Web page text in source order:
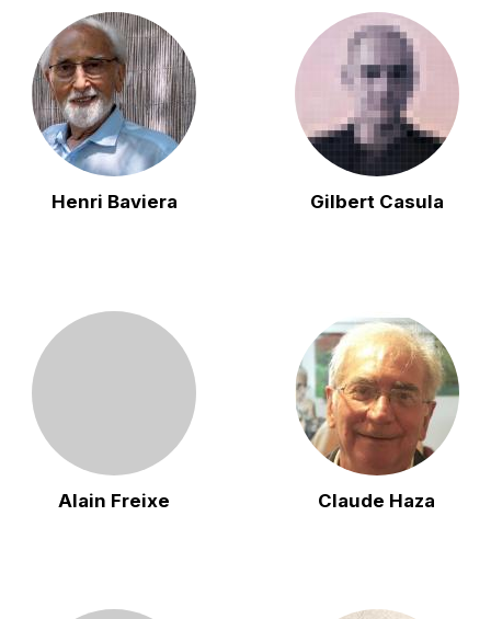
Henri Baviera Gilbert Casula
Alain Freixe Claude Haza